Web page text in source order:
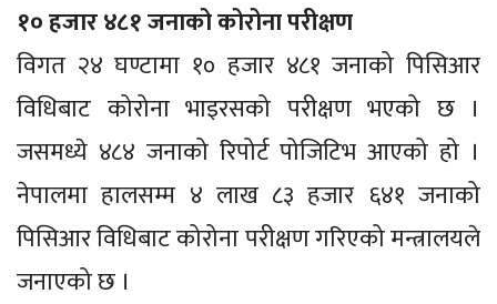
१० हजार ४८१ जनाको कोरोना परीक्षण
विगत २४ घण्टामा १० हजार ४८१ जनाको पिसिआर
विधिबाट कोरोना भाइरसको परीक्षण भएको छ ।
जसमध्ये ४८४ जनाको रिपोर्ट पोजिटिभ आएको हो ।
नेपालमा हालसम्म ४ लाख ८३ हजार ६४१ जनाको
पिसिआर विधिबाट कोरोना परीक्षण गरिएको मन्त्रालयले
जनाएको छ ।